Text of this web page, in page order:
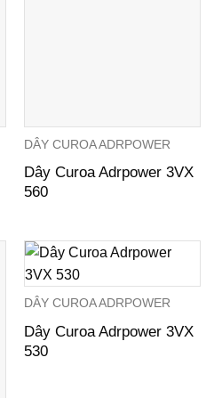
DÂY CUROA ADRPOWER
Dây Curoa Adrpower 3VX
560
DÂY CUROA ADRPOWER
Dây Curoa Adrpower 3VX
530